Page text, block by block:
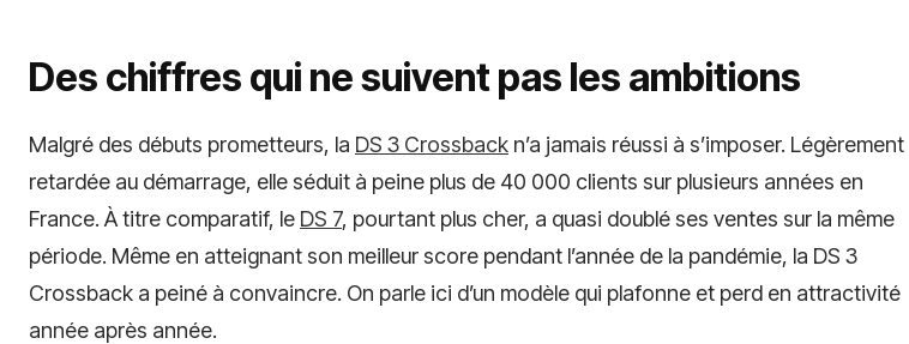
Des chiffres qui ne suivent pas les ambitions
Malgré des débuts prometteurs, la DS 3 Crossback n’a jamais réussi à s’imposer. Légèrement
retardée au démarrage, elle séduit à peine plus de 40 000 clients sur plusieurs années en
France. À titre comparatif, le DS 7, pourtant plus cher, a quasi doublé ses ventes sur la même
période. Même en atteignant son meilleur score pendant l’année de la pandémie, la DS 3
Crossback a peiné à convaincre. On parle ici d’un modèle qui plafonne et perd en attractivité
année après année.